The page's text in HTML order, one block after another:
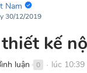
Nam
30/12/2019
kế
luận 0 ● lúc